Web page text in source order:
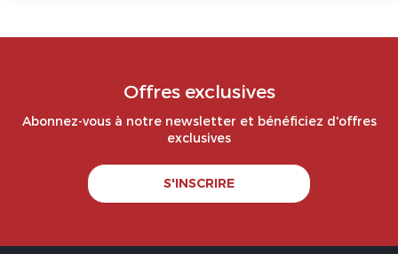
Offres exclusives
Abonnez-vous à notre newsletter et bénéficiez d'offres
exclusives
S'INSCRIRE